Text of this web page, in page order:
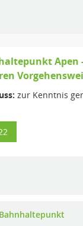
Apen
zur Kenntnis